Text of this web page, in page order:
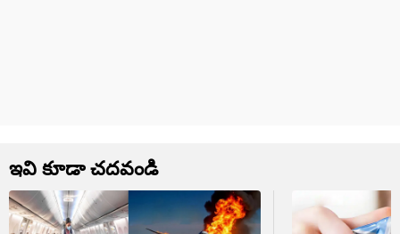
ఇవి కూడా చదవండి